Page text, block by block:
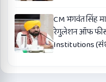
CM भगवंत सिंह
रेगुलेशन ऑफ
Institutions